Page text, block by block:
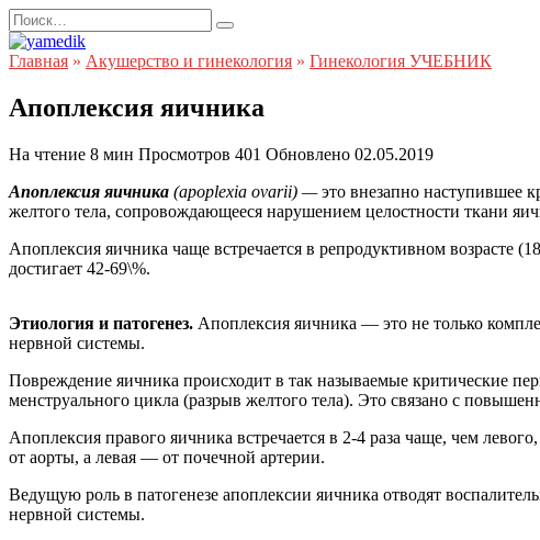
Перейти
к
содержанию
Search
for:
Главная » Акушерство и гинекология » Гинекология УЧЕБНИК
Апоплексия яичника
На чтение 8 мин Просмотров 401 Обновлено 02.05.2019
Апоплексия яичника (apoplexia ovarii) —это внезапно наступившее
желтого тела, сопровождающееся нарушением целостности ткани
Апоплексия яичника чаще встречается в репродуктивном возрасте
достигает 42-69\%.
Этиология и патогенез. Апоплексия яичника — это не только
нервной системы.
Повреждение яичника происходит в так называемые критические
менструального цикла (разрыв желтого тела). Это связано с
Апоплексия правого яичника встречается в 2-4 раза чаще, чем
от аорты, а левая — от почечной артерии.
Ведущую роль в патогенезе апоплексии яичника отводят
нервной системы.